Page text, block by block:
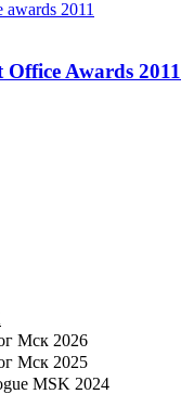
Awards 2011
Мск 2026
Мск 2025
MSK 2024